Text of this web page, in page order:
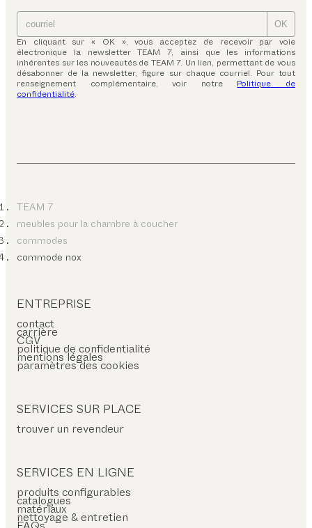
OK
En cliquant sur « OK », vous acceptez de recevoir par voie
électronique la newsletter TEAM 7, ainsi que les informations
inhérentes sur les nouveautés de TEAM 7. Un lien, permettant de vous
désabonner de la newsletter, figure sur chaque courriel. Pour tout
renseignement complémentaire, voir notre Politique de
confidentialité.
TEAM 7
meubles pour la chambre à coucher
commodes
commode nox
ENTREPRISE
contact
carrière
CGV
politique de confidentialité
mentions légales
paramètres des cookies
SERVICES SUR PLACE
trouver un revendeur
SERVICES EN LIGNE
produits configurables
catalogues
matériaux
nettoyage & entretien